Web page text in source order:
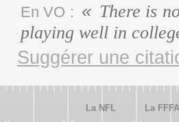
En VO :
There is
playing well in
Suggérer une
La NFL
La FFFA